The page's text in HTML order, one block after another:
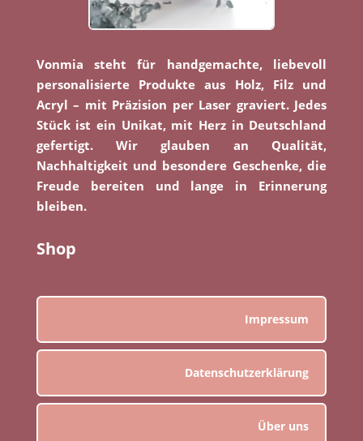
Vonmia steht für handgemachte, liebevoll
personalisierte Produkte aus Holz, Filz und
Acryl – mit Präzision per Laser graviert. Jedes
Stück ist ein Unikat, mit Herz in Deutschland
gefertigt. Wir glauben an Qualität,
Nachhaltigkeit und besondere Geschenke, die
Freude bereiten und lange in Erinnerung
bleiben.
Shop
Impressum
Datenschutzerklärung
Über uns